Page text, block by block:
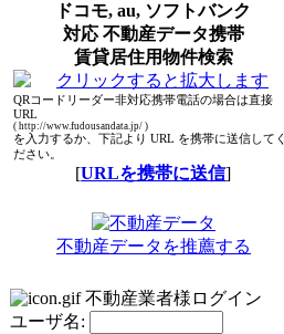
ドコモ, au, ソフトバンク
対応 不動産データ携帯
賃貸居住用物件検索
QRコードリーダー非対応携帯電話の場合は直接
URL
( http://www.fudousandata.jp/ )
を入力するか、下記より URL を携帯に送信してく
ださい。
[URLを携帯に送信]
不動産データを推薦する
不動産業者様ログイン
ユーザ名: